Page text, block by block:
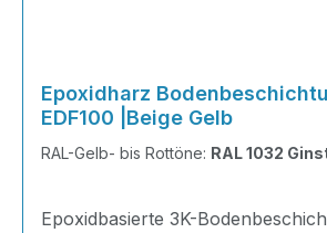
Epoxidharz
EDF100 |Beige Gelb
RAL-Gelb- bis Rottöne: RAL 1032
Epoxidbasierte 3K-